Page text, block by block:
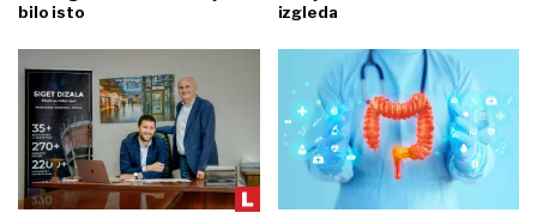
bilo isto
izgleda